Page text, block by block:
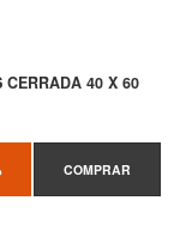
40 X 60
COMPRAR